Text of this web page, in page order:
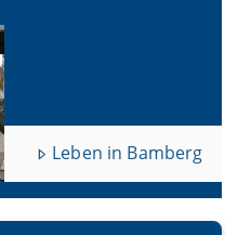
Leben in Bamberg